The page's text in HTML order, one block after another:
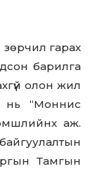
гарах
барилга
олон жил
нь “Моннис
аж.
Тамгын